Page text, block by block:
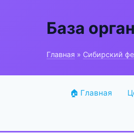
База
Главная » Сибирский
🏠 Главная